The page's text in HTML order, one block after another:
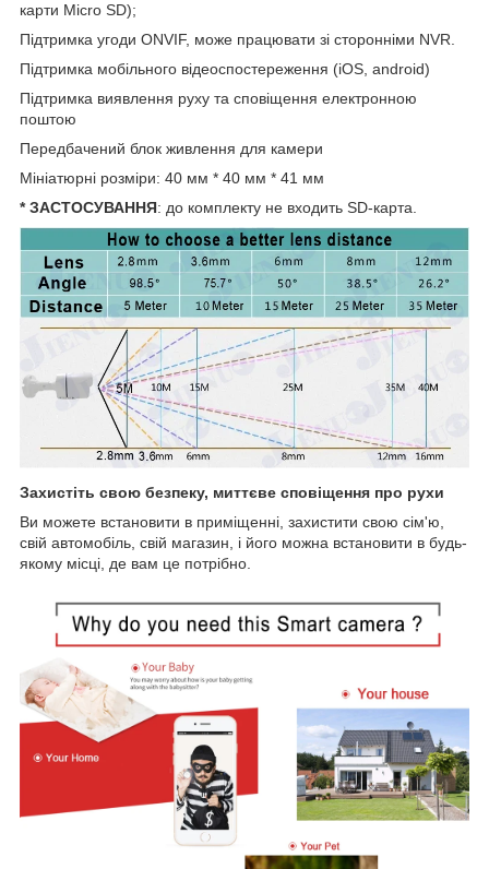
карти Micro SD);
Підтримка угоди ONVIF, може працювати зі сторонніми NVR.
Підтримка мобільного відеоспостереження (iOS, android)
Підтримка виявлення руху та сповіщення електронною
поштою
Передбачений блок живлення для камери
Мініатюрні розміри: 40 мм * 40 мм * 41 мм
* ЗАСТОСУВАННЯ: до комплекту не входить SD-карта.
Захистіть свою безпеку, миттєве сповіщення про рухи
Ви можете встановити в приміщенні, захистити свою сім'ю,
свій автомобіль, свій магазин, і його можна встановити в будь-
якому місці, де вам це потрібно.